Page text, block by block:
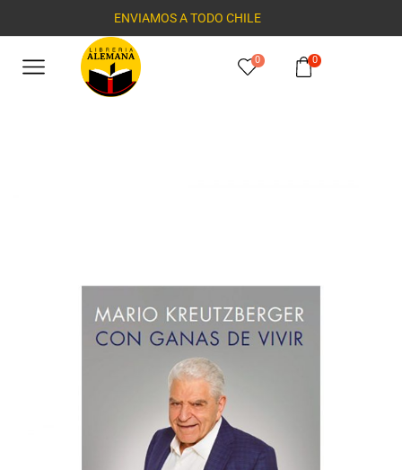
ENVIAMOS A TODO CHILE
0 0